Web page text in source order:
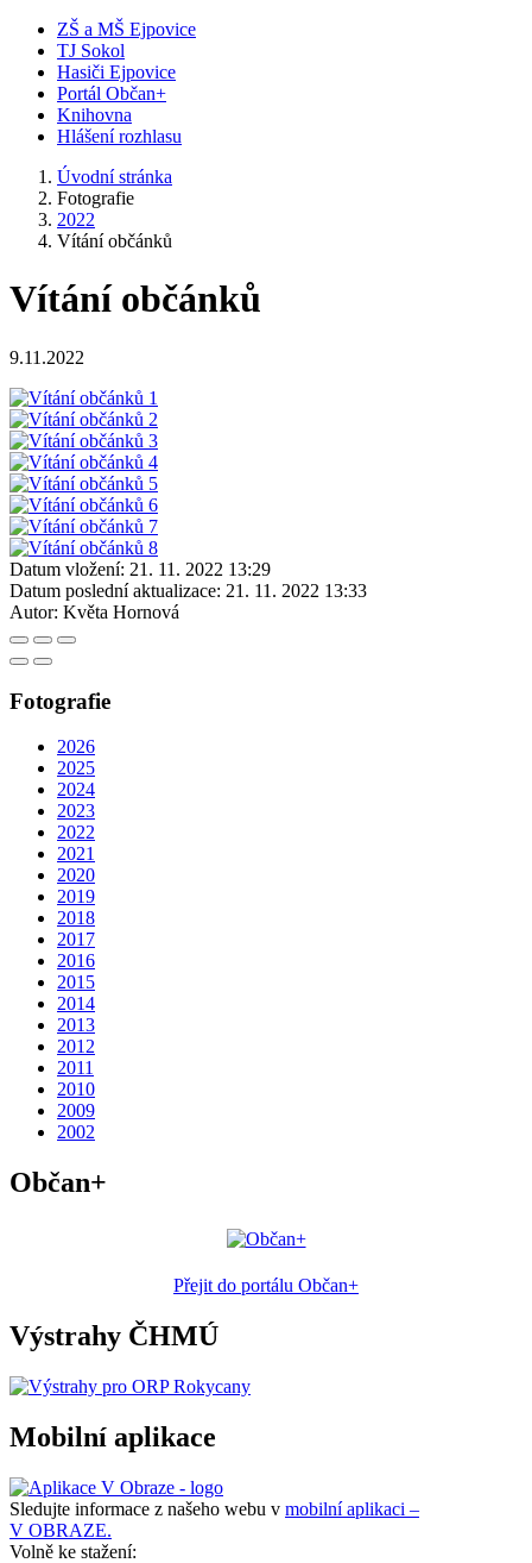
ZŠ a MŠ Ejpovice
TJ Sokol
Hasiči Ejpovice
Portál Občan+
Knihovna
Hlášení rozhlasu
Úvodní stránka
Fotografie
2022
Vítání občánků
Vítání občánků
9.11.2022
Datum vložení: 21. 11. 2022 13:29
Datum poslední aktualizace: 21. 11. 2022 13:33
Autor: Květa Hornová
Fotografie
2026
2025
2024
2023
2022
2021
2020
2019
2018
2017
2016
2015
2014
2013
2012
2011
2010
2009
2002
Občan+
Přejit do portálu Občan+
Výstrahy ČHMÚ
Mobilní aplikace
Sledujte informace z našeho webu v mobilní aplikaci –
V OBRAZE.
Volně ke stažení: